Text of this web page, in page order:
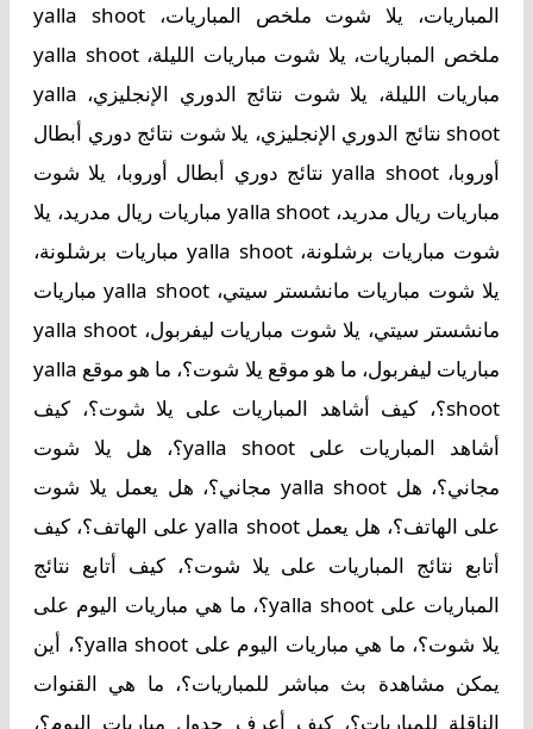
المباريات، يلا شوت ملخص المباريات، yalla shoot
ملخص المباريات، يلا شوت مباريات الليلة، yalla shoot
مباريات الليلة، يلا شوت نتائج الدوري الإنجليزي، yalla
shoot نتائج الدوري الإنجليزي، يلا شوت نتائج دوري أبطال
أوروبا، yalla shoot نتائج دوري أبطال أوروبا، يلا شوت
مباريات ريال مدريد، yalla shoot مباريات ريال مدريد، يلا
شوت مباريات برشلونة، yalla shoot مباريات برشلونة،
يلا شوت مباريات مانشستر سيتي، yalla shoot مباريات
مانشستر سيتي، يلا شوت مباريات ليفربول، yalla shoot
مباريات ليفربول، ما هو موقع يلا شوت؟، ما هو موقع yalla
shoot؟، كيف أشاهد المباريات على يلا شوت؟، كيف
أشاهد المباريات على yalla shoot؟، هل يلا شوت
مجاني؟، هل yalla shoot مجاني؟، هل يعمل يلا شوت
على الهاتف؟، هل يعمل yalla shoot على الهاتف؟، كيف
أتابع نتائج المباريات على يلا شوت؟، كيف أتابع نتائج
المباريات على yalla shoot؟، ما هي مباريات اليوم على
يلا شوت؟، ما هي مباريات اليوم على yalla shoot؟، أين
يمكن مشاهدة بث مباشر للمباريات؟، ما هي القنوات
الناقلة للمباريات؟، كيف أعرف جدول مباريات اليوم؟،